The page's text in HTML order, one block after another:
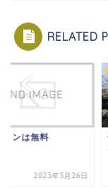
RELATED
インは無料
2023年3月26日